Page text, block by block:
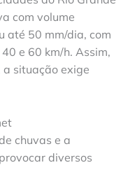
com volume
até 50 mm/dia, com
e 60 km/h. Assim,
a situação exige
chuvas e a
diversos